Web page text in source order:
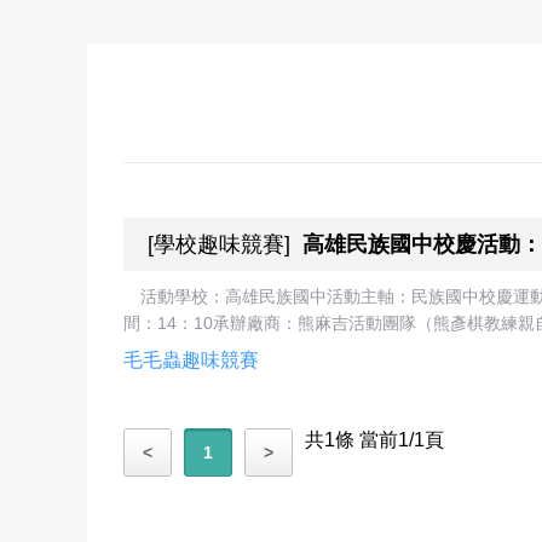
[學校趣味競賽] 高雄民族國中校慶活動
活動學校：高雄民族國中活動主軸：民族國中校慶
間：14：10承辦廠商：熊麻吉活動團隊（熊彥棋教練
毛毛蟲趣味競賽
< 1 >
共1條 當前1/1頁